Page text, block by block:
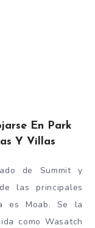
En Park
Y Villas
de Summit y
las principales
es Moab. Se la
como Wasatch